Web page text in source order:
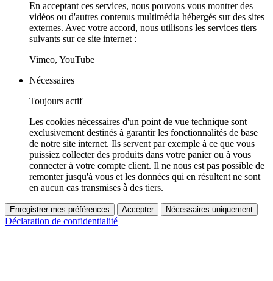
En acceptant ces services, nous pouvons vous montrer des
vidéos ou d'autres contenus multimédia hébergés sur des sites
externes. Avec votre accord, nous utilisons les services tiers
suivants sur ce site internet :
Vimeo, YouTube
Nécessaires
Toujours actif
Les cookies nécessaires d'un point de vue technique sont
exclusivement destinés à garantir les fonctionnalités de base
de notre site internet. Ils servent par exemple à ce que vous
puissiez collecter des produits dans votre panier ou à vous
connecter à votre compte client. Il ne nous est pas possible de
remonter jusqu'à vous et les données qui en résultent ne sont
en aucun cas transmises à des tiers.
Enregistrer mes préférences Accepter Nécessaires uniquement
Déclaration de confidentialité